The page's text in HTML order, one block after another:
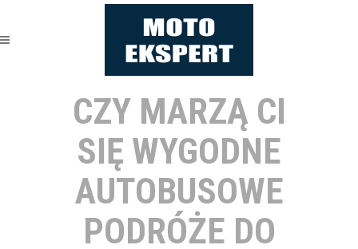
CZY MARZĄ CI
SIĘ WYGODNE
AUTOBUSOWE
PODRÓŻE DO